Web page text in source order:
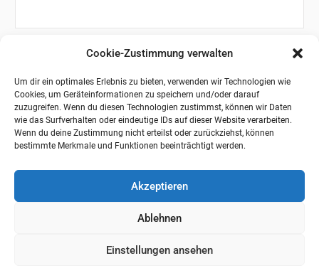
Cookie-Zustimmung verwalten
Um dir ein optimales Erlebnis zu bieten, verwenden wir Technologien wie
Cookies, um Geräteinformationen zu speichern und/oder darauf
zuzugreifen. Wenn du diesen Technologien zustimmst, können wir Daten
wie das Surfverhalten oder eindeutige IDs auf dieser Website verarbeiten.
Wenn du deine Zustimmung nicht erteilst oder zurückziehst, können
bestimmte Merkmale und Funktionen beeinträchtigt werden.
Akzeptieren
Ablehnen
Einstellungen ansehen